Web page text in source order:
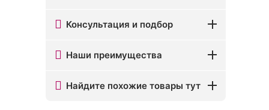
Консультация и подбор
Наши преимущества
Найдите похожие товары тут